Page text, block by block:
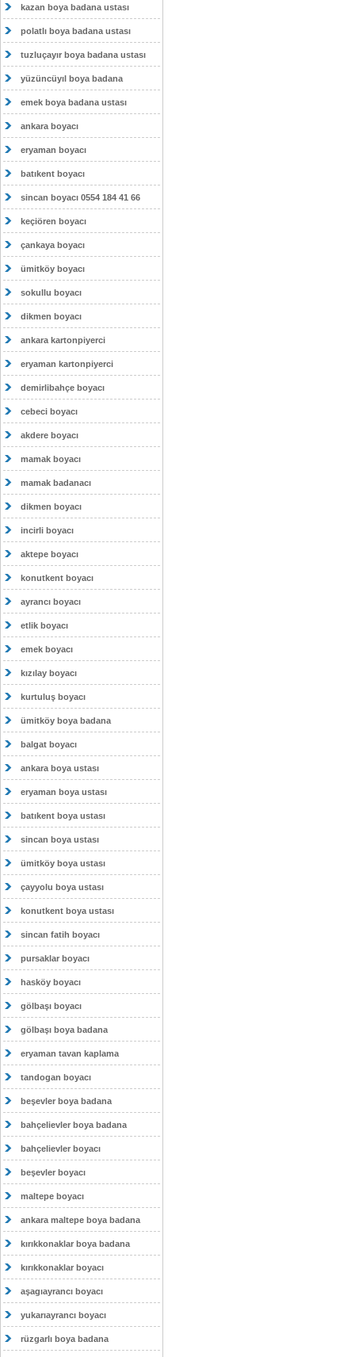
kazan boya badana ustası
polatlı boya badana ustası
tuzluçayır boya badana ustası
yüzüncüyıl boya badana
emek boya badana ustası
ankara boyacı
eryaman boyacı
batıkent boyacı
sincan boyacı 0554 184 41 66
keçiören boyacı
çankaya boyacı
ümitköy boyacı
sokullu boyacı
dikmen boyacı
ankara kartonpiyerci
eryaman kartonpiyerci
demirlibahçe boyacı
cebeci boyacı
akdere boyacı
mamak boyacı
mamak badanacı
dikmen boyacı
incirli boyacı
aktepe boyacı
konutkent boyacı
ayrancı boyacı
etlik boyacı
emek boyacı
kızılay boyacı
kurtuluş boyacı
ümitköy boya badana
balgat boyacı
ankara boya ustası
eryaman boya ustası
batıkent boya ustası
sincan boya ustası
ümitköy boya ustası
çayyolu boya ustası
konutkent boya ustası
sincan fatih boyacı
pursaklar boyacı
hasköy boyacı
gölbaşı boyacı
gölbaşı boya badana
eryaman tavan kaplama
tandogan boyacı
beşevler boya badana
bahçelievler boya badana
bahçelievler boyacı
beşevler boyacı
maltepe boyacı
ankara maltepe boya badana
kırıkkonaklar boya badana
kırıkkonaklar boyacı
aşagıayrancı boyacı
yukarıayrancı boyacı
rüzgarlı boya badana